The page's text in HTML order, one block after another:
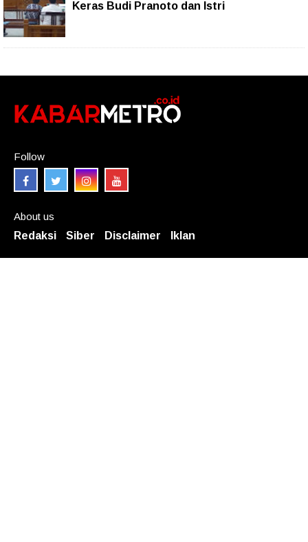
Keras Budi Pranoto dan Istri
Follow
About us
Redaksi
Siber Disclaimer Iklan